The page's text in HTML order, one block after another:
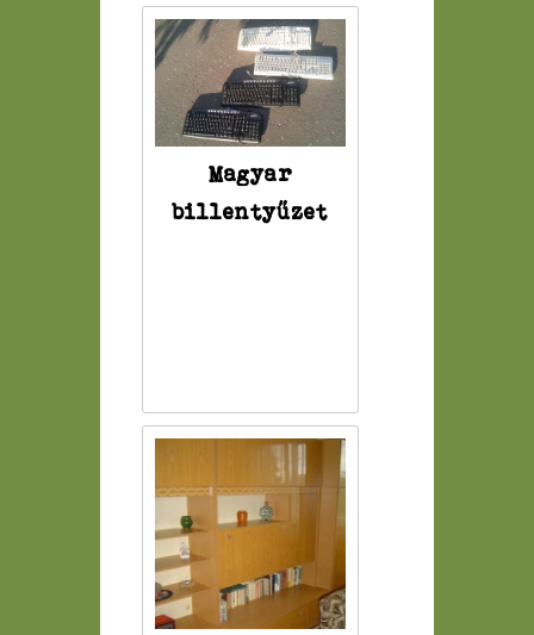
Magyar
billentyűzet